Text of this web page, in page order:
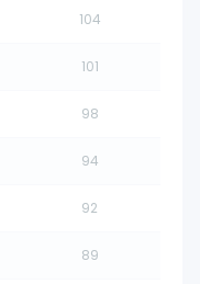
104
101
98
94
92
89